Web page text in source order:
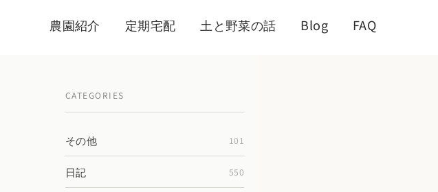
農園紹介 定期宅配 土と野菜の話 Blog FAQ
CATEGORIES
その他 101
日記 550